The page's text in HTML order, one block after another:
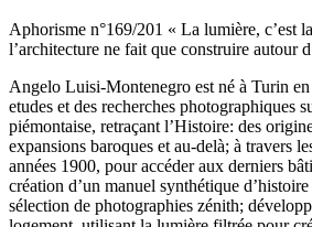
Aphorisme n°169/201 « La lumière, c’est
l’architecture ne fait que construire autour
Angelo Luisi-Montenegro est né à Turin
etudes et des recherches photographiques
piémontaise, retraçant l’Histoire: des
expansions baroques et au-delà; à travers
années 1900, pour accéder aux derniers
création d’un manuel synthétique
sélection de photographies zénith;